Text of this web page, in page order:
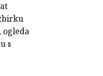
ogleda
s